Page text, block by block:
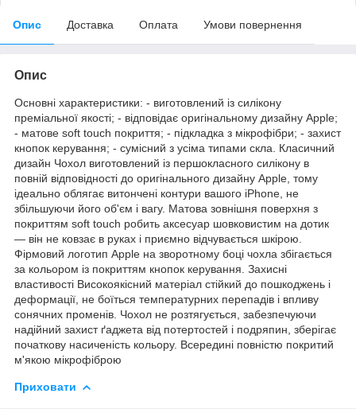
Опис Доставка Оплата Умови повернення
Опис
Основні характеристики: - виготовлений із силікону
преміальної якості; - відповідає оригінальному дизайну Apple;
- матове soft touch покриття; - підкладка з мікрофібри; - захист
кнопок керування; - сумісний з усіма типами скла. Класичний
дизайн Чохол виготовлений із першокласного силікону в
повній відповідності до оригінального дизайну Apple, тому
ідеально облягає витончені контури вашого iPhone, не
збільшуючи його об'єм і вагу. Матова зовнішня поверхня з
покриттям soft touch робить аксесуар шовковистим на дотик
— він не ковзає в руках і приємно відчувається шкірою.
Фірмовий логотип Apple на зворотному боці чохла збігається
за кольором із покриттям кнопок керування. Захисні
властивості Високоякісний матеріал стійкий до пошкоджень і
деформації, не боїться температурних перепадів і впливу
сонячних променів. Чохол не розтягується, забезпечуючи
надійний захист ґаджета від потертостей і подряпин, зберігає
початкову насиченість кольору. Всередині повністю покритий
м'якою мікрофіброю
Приховати